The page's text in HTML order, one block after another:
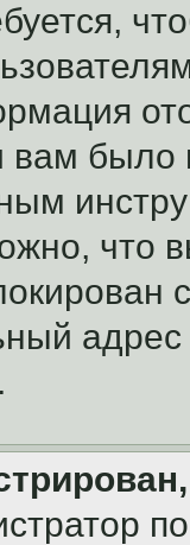
вам
что
адрес